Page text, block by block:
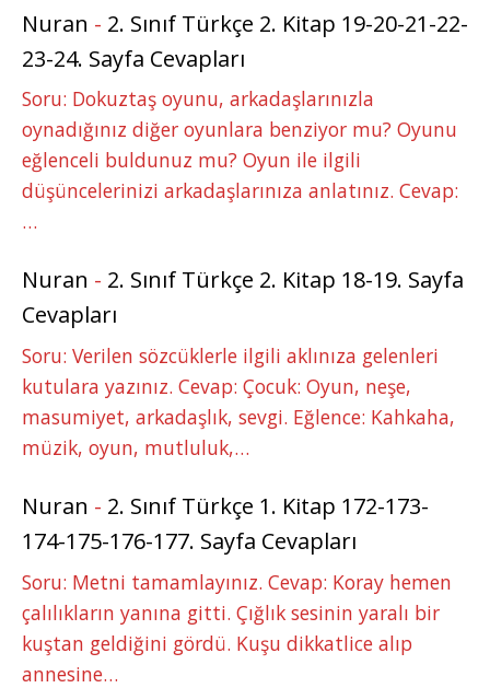
Nuran - 2. Sınıf Türkçe 2. Kitap 19-20-21-22-
23-24. Sayfa Cevapları
Soru: Dokuztaş oyunu, arkadaşlarınızla
oynadığınız diğer oyunlara benziyor mu? Oyunu
eğlenceli buldunuz mu? Oyun ile ilgili
düşüncelerinizi arkadaşlarınıza anlatınız. Cevap:
…
Nuran - 2. Sınıf Türkçe 2. Kitap 18-19. Sayfa
Cevapları
Soru: Verilen sözcüklerle ilgili aklınıza gelenleri
kutulara yazınız. Cevap: Çocuk: Oyun, neşe,
masumiyet, arkadaşlık, sevgi. Eğlence: Kahkaha,
müzik, oyun, mutluluk,…
Nuran - 2. Sınıf Türkçe 1. Kitap 172-173-
174-175-176-177. Sayfa Cevapları
Soru: Metni tamamlayınız. Cevap: Koray hemen
çalılıkların yanına gitti. Çığlık sesinin yaralı bir
kuştan geldiğini gördü. Kuşu dikkatlice alıp
annesine…